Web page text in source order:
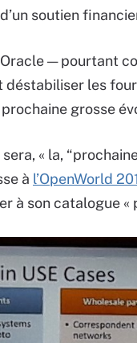
soutien
— pourtant
les
grosse
« la,
à l’OpenWorld
à son catalogue «